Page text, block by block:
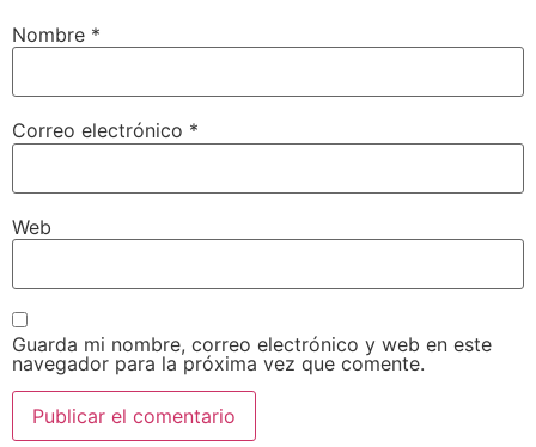
Nombre *
Correo electrónico *
Web
Guarda mi nombre, correo electrónico y web en este
navegador para la próxima vez que comente.